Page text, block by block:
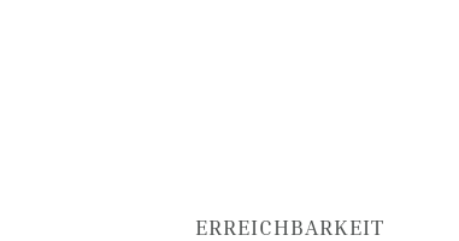
ERREICHBARKEIT